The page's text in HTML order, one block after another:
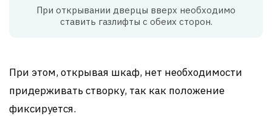
При открывании дверцы вверх необходимо
ставить газлифты с обеих сторон.
При этом, открывая шкаф, нет необходимости
придерживать створку, так как положение
фиксируется.